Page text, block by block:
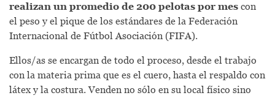
realizan un promedio de 200 pelotas por mes con
el peso y el pique de los estándares de la Federación
Internacional de Fútbol Asociación (FIFA).
Ellos/as se encargan de todo el proceso, desde el trabajo
con la materia prima que es el cuero, hasta el respaldo con
látex y la costura. Venden no sólo en su local físico sino